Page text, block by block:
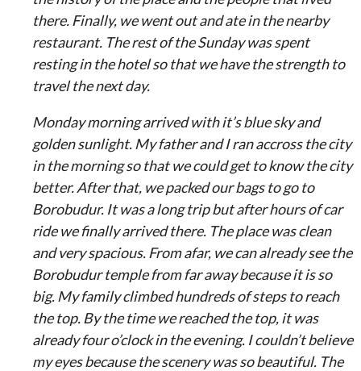
there. Finally, we went out and ate in the nearby
restaurant. The rest of the Sunday was spent
resting in the hotel so that we have the strength to
travel the next day.
Monday morning arrived with it’s blue sky and
golden sunlight. My father and I ran accross the city
in the morning so that we could get to know the city
better. After that, we packed our bags to go to
Borobudur. It was a long trip but after hours of car
ride we finally arrived there. The place was clean
and very spacious. From afar, we can already see the
Borobudur temple from far away because it is so
big. My family climbed hundreds of steps to reach
the top. By the time we reached the top, it was
already four o’clock in the evening. I couldn’t believe
my eyes because the scenery was so beautiful. The